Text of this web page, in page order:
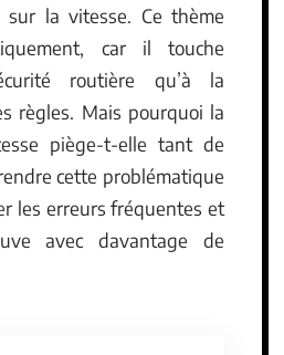
la vitesse. Ce thème
car il touche
routière qu’à la
règles. Mais pourquoi la
piège-t-elle tant de
cette problématique
les erreurs fréquentes et
avec davantage de